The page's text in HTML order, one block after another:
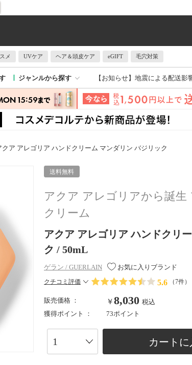
メ UVケア ヘア＆頭皮ケア eGIFT 毛穴対策
ジャンルから探す 【お知らせ】 地震による配送影
クア アレゴリア ハンドクリーム マンダリン バジリック
送料無料
アクア アレゴリアから誕生
クリーム
アクア アレゴリア ハンドクリ
ク / 50mL
ゲラン / GUERLAIN お気に入りブランド
クチコミ評価 5.6 （7件）
販売価格 ： ￥8,030 税込
獲得ポイント ：
73ポイント
カートに